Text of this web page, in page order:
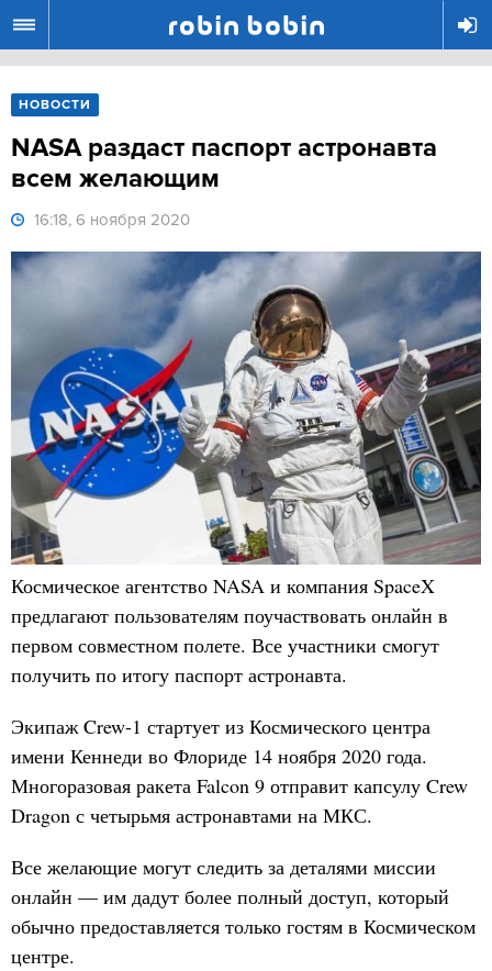
НОВОСТИ
NASA раздаст паспорт астронавта
всем желающим
16:18, 6 ноября 2020
Космическое агентство NASA и компания SpaceX
предлагают пользователям поучаствовать онлайн в
первом совместном полете. Все участники смогут
получить по итогу паспорт астронавта.
Экипаж Crew-1 стартует из Космического центра
имени Кеннеди во Флориде 14 ноября 2020 года.
Многоразовая ракета Falcon 9 отправит капсулу Crew
Dragon с четырьмя астронавтами на МКС.
Все желающие могут следить за деталями миссии
онлайн — им дадут более полный доступ, который
обычно предоставляется только гостям в Космическом
центре.